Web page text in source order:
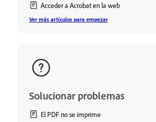
Acceder a Acrobat en la web
Ver más artículos para empezar
Solucionar problemas
El PDF no se imprime